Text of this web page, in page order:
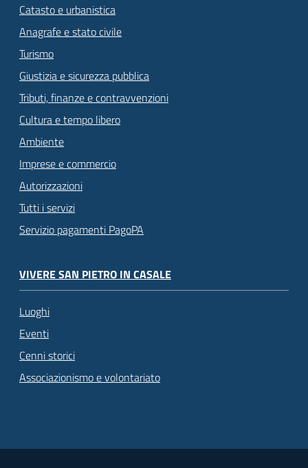
Catasto e urbanistica
Anagrafe e stato civile
Turismo
Giustizia e sicurezza pubblica
Tributi, finanze e contravvenzioni
Cultura e tempo libero
Ambiente
Imprese e commercio
Autorizzazioni
Tutti i servizi
Servizio pagamenti PagoPA
VIVERE SAN PIETRO IN CASALE
Luoghi
Eventi
Cenni storici
Associazionismo e volontariato